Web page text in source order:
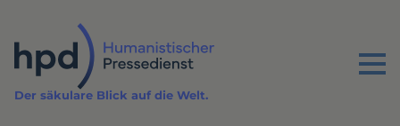
Inhalt
Menu
Der säkulare Blick auf die Welt.